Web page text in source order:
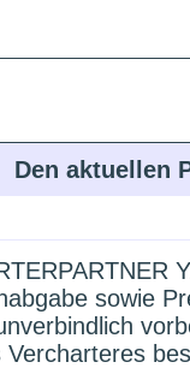
Den aktuellen
sowie